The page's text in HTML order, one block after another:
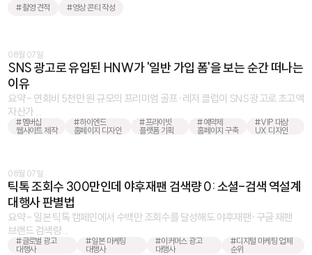
#촬영 견적 #영상 콘티 작성
08월 07일
SNS 광고로 유입된 HNW가 '일반 가입 폼'을 보는 순간 떠나는
이유
요약 - 연회비 5천만 원 규모의 프리미엄 골프·레저 클럽이 SNS 광고로 초고액
자산가 ...
#멤버십
웹사이트 제작
#하이엔드
홈페이지 디자인
#프라이빗
플랫폼 기획
#예약제
홈페이지 구축
#VIP 대상
UX 디자인
08월 07일
틱톡 조회수 300만인데 야후재팬 검색량 0: 소셜-검색 역설계
대행사 판별법
요약 - 일본 틱톡 캠페인에서 수백만 조회수를 달성해도 야후재팬·구글 재팬
브랜드 검색량 ...
#글로벌 광고
대행사
#일본 마케팅
대행사
#이커머스 광고
대행사
#디지털 마케팅 업체
순위